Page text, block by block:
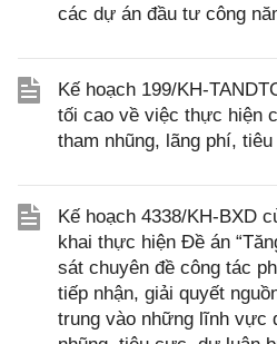
các dự án đầu tư công
Kế hoạch 199/KH-
tối cao về việc thực hiện
tham nhũng, lãng phí,
Kế hoạch 4338/KH-BXD
khai thực hiện Đề án
sát chuyên đề công tác
tiếp nhận, giải quyết
trung vào những lĩnh vực